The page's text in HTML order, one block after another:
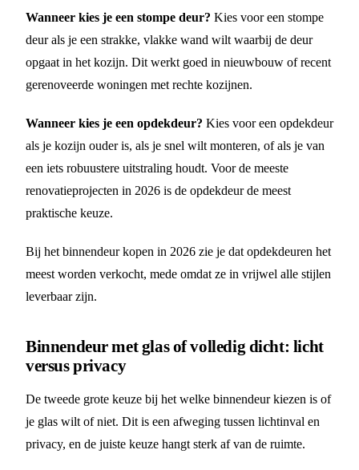
Wanneer kies je een stompe deur? Kies voor een stompe
deur als je een strakke, vlakke wand wilt waarbij de deur
opgaat in het kozijn. Dit werkt goed in nieuwbouw of recent
gerenoveerde woningen met rechte kozijnen.
Wanneer kies je een opdekdeur? Kies voor een opdekdeur
als je kozijn ouder is, als je snel wilt monteren, of als je van
een iets robuustere uitstraling houdt. Voor de meeste
renovatieprojecten in 2026 is de opdekdeur de meest
praktische keuze.
Bij het binnendeur kopen in 2026 zie je dat opdekdeuren het
meest worden verkocht, mede omdat ze in vrijwel alle stijlen
leverbaar zijn.
Binnendeur met glas of volledig dicht: licht
versus privacy
De tweede grote keuze bij het welke binnendeur kiezen is of
je glas wilt of niet. Dit is een afweging tussen lichtinval en
privacy, en de juiste keuze hangt sterk af van de ruimte.